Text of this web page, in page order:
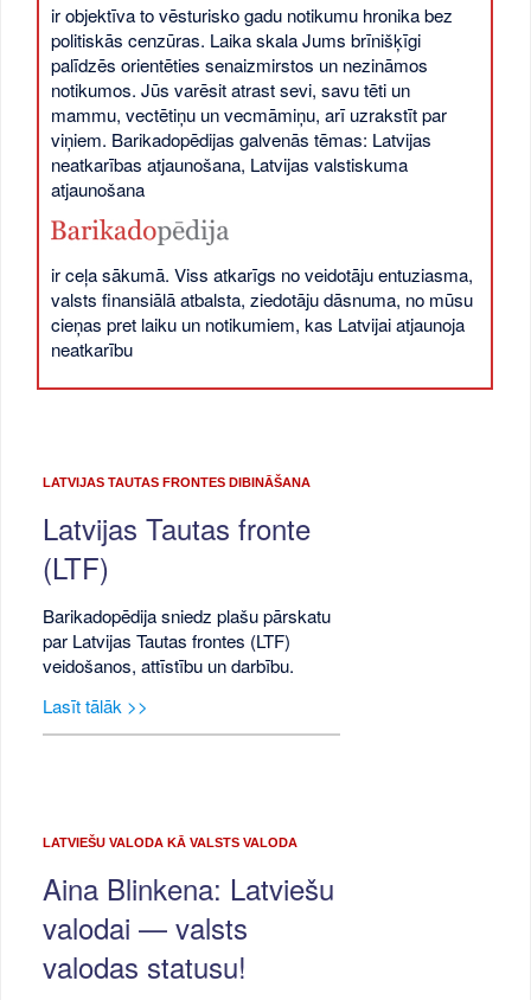
ir objektīva to vēsturisko gadu notikumu hronika bez
politiskās cenzūras. Laika skala Jums brīnišķīgi
palīdzēs orientēties senaizmirstos un nezināmos
notikumos. Jūs varēsit atrast sevi, savu tēti un
mammu, vectētiņu un vecmāmiņu, arī uzrakstīt par
viņiem. Barikadopēdijas galvenās tēmas: Latvijas
neatkarības atjaunošana, Latvijas valstiskuma
atjaunošana
ir ceļa sākumā. Viss atkarīgs no veidotāju entuziasma,
valsts finansiālā atbalsta, ziedotāju dāsnuma, no mūsu
cieņas pret laiku un notikumiem, kas Latvijai atjaunoja
neatkarību
LATVIJAS TAUTAS FRONTES DIBINĀŠANA
Latvijas Tautas fronte
(LTF)
Barikadopēdija sniedz plašu pārskatu
par Latvijas Tautas frontes (LTF)
veidošanos, attīstību un darbību.
Lasīt tālāk >>
LATVIEŠU VALODA KĀ VALSTS VALODA
Aina Blinkena: Latviešu
valodai — valsts
valodas statusu!